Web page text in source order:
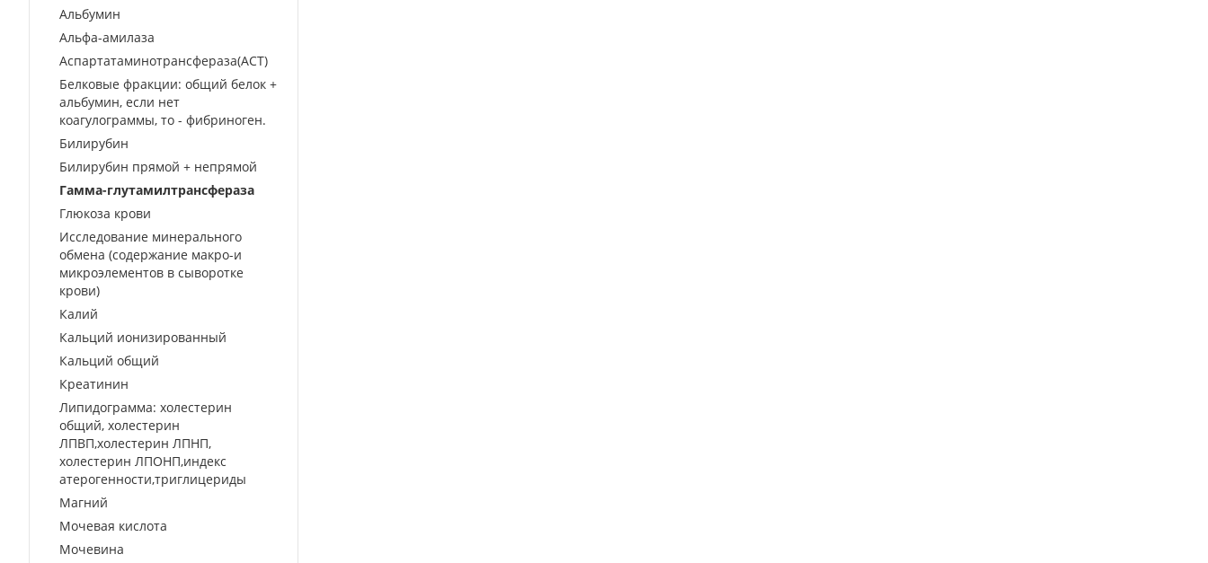
Альбумин
Альфа-амилаза
Аспартатаминотрансфераза(АСТ)
Белковые фракции: общий белок +
альбумин, если нет
коагулограммы, то - фибриноген.
Билирубин
Билирубин прямой + непрямой
Гамма-глутамилтрансфераза
Глюкоза крови
Исследование минерального
обмена (содержание макро-и
микроэлементов в сыворотке
крови)
Калий
Кальций ионизированный
Кальций общий
Креатинин
Липидограмма: холестерин
общий, холестерин
ЛПВП,холестерин ЛПНП,
холестерин ЛПОНП,индекс
атерогенности,триглицериды
Магний
Мочевая кислота
Мочевина